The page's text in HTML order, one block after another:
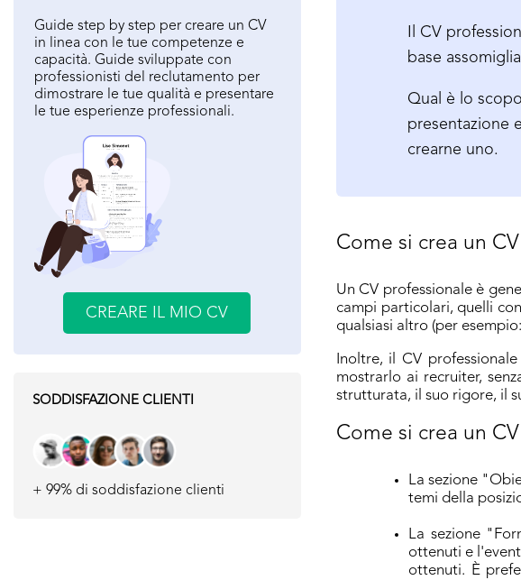
Guide step by step per creare un CV
in linea con le tue competenze e
capacità. Guide sviluppate con
professionisti del reclutamento per
dimostrare le tue qualità e presentare
le tue esperienze professionali.
CREARE IL MIO CV
SODDISFAZIONE CLIENTI
+ 99% di soddisfazione clienti
Il CV
base
Qual è lo
presentazione
crearne uno.
Come si crea un
Un CV professionale è
campi particolari, quelli
qualsiasi altro (per
Inoltre, il CV
mostrarlo ai recruiter,
strutturata, il suo rigore, il
Come si crea un
La sezione
temi della
La sezione
ottenuti e
ottenuti. È